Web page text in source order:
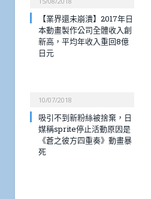
【業界還未崩潰】2017年日
本動畫製作公司全體收入創
新高，平均年收入重回8億
日元
10/07/2018
吸引不到新粉絲被捨棄，日
媒稱sprite停止活動原因是
《蒼之彼方四重奏》動畫暴
死